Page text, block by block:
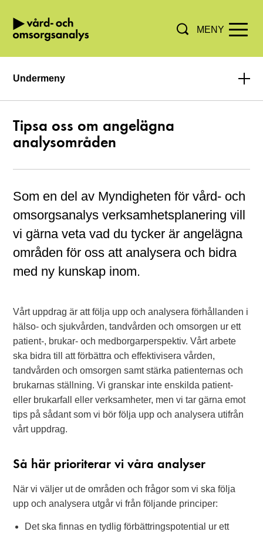
Hoppa direkt till innehållet.
MENY
Undermeny
Tipsa oss om angelägna
analysområden
Som en del av Myndigheten för vård- och
omsorgsanalys verksamhetsplanering vill
vi gärna veta vad du tycker är angelägna
områden för oss att analysera och bidra
med ny kunskap inom.
Vårt uppdrag är att följa upp och analysera förhållanden i
hälso- och sjukvården, tandvården och omsorgen ur ett
patient-, brukar- och medborgarperspektiv. Vårt arbete
ska bidra till att förbättra och effektivisera vården,
tandvården och omsorgen samt stärka patienternas och
brukarnas ställning. Vi granskar inte enskilda patient-
eller brukarfall eller verksamheter, men vi tar gärna emot
tips på sådant som vi bör följa upp och analysera utifrån
vårt uppdrag.
Så här prioriterar vi våra analyser
När vi väljer ut de områden och frågor som vi ska följa
upp och analysera utgår vi från följande principer:
Det ska finnas en tydlig förbättringspotential ur ett